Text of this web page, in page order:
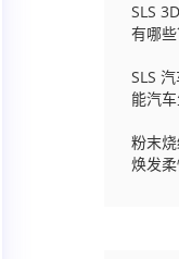
SLS
有哪些
SLS
能汽
粉末
焕发